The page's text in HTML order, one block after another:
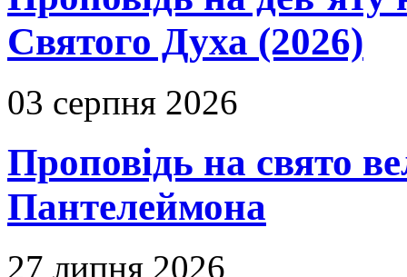
Святого Духа (2026)
03 серпня 2026
Проповідь на свято
Пантелеймона
27 липня 2026